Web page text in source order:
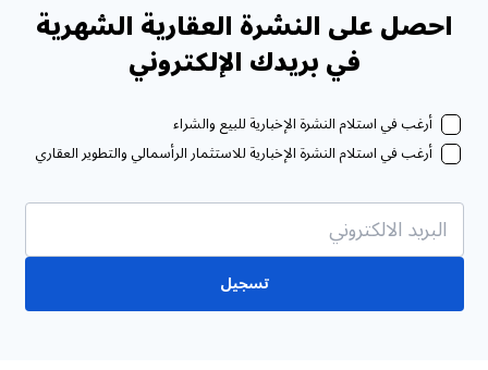
احصل على النشرة العقارية الشهرية
في بريدك الإلكتروني
أرغب في استلام النشرة الإخبارية للبيع والشراء
أرغب في استلام النشرة الإخبارية للاستثمار الرأسمالي والتطوير العقاري
تسجيل